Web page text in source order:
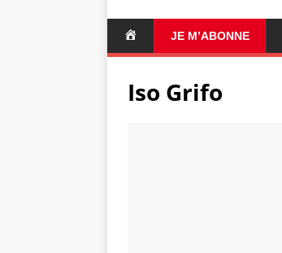
C
U
JE M’ABONNE
Iso Grifo